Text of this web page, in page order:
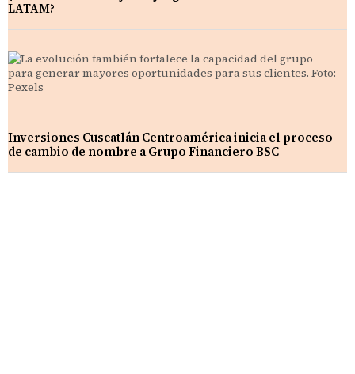
LATAM?
Inversiones Cuscatlán Centroamérica inicia el proceso
de cambio de nombre a Grupo Financiero BSC